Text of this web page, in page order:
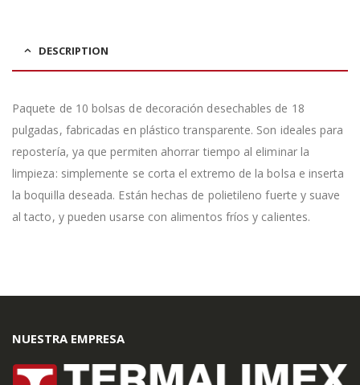
DESCRIPTION
Paquete de 10 bolsas de decoración desechables de 18
pulgadas, fabricadas en plástico transparente. Son ideales para
repostería, ya que permiten ahorrar tiempo al eliminar la
limpieza: simplemente se corta el extremo de la bolsa e inserta
la boquilla deseada. Están hechas de polietileno fuerte y suave
al tacto, y pueden usarse con alimentos fríos y calientes.
NUESTRA EMPRESA